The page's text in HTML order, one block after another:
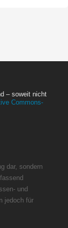
– soweit nicht
Commons-
dar, sondern
und
jedoch für